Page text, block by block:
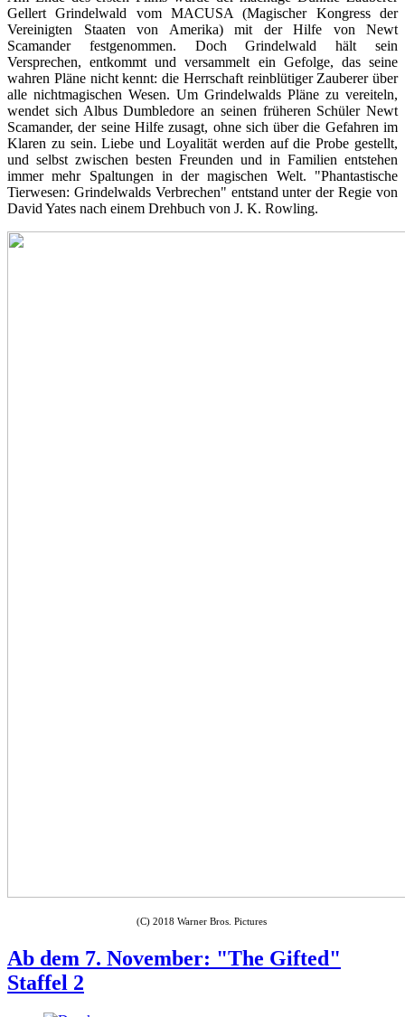
Gellert Grindelwald vom MACUSA (Magischer Kongress der
Vereinigten Staaten von Amerika) mit der Hilfe von Newt
Scamander festgenommen. Doch Grindelwald hält sein
Versprechen, entkommt und versammelt ein Gefolge, das seine
wahren Pläne nicht kennt: die Herrschaft reinblütiger Zauberer über
alle nichtmagischen Wesen. Um Grindelwalds Pläne zu vereiteln,
wendet sich Albus Dumbledore an seinen früheren Schüler Newt
Scamander, der seine Hilfe zusagt, ohne sich über die Gefahren im
Klaren zu sein. Liebe und Loyalität werden auf die Probe gestellt,
und selbst zwischen besten Freunden und in Familien entstehen
immer mehr Spaltungen in der magischen Welt. "Phantastische
Tierwesen: Grindelwalds Verbrechen" entstand unter der Regie von
David Yates nach einem Drehbuch von J. K. Rowling.
(C) 2018 Warner Bros. Pictures
Ab dem 7. November: "The Gifted"
Staffel 2